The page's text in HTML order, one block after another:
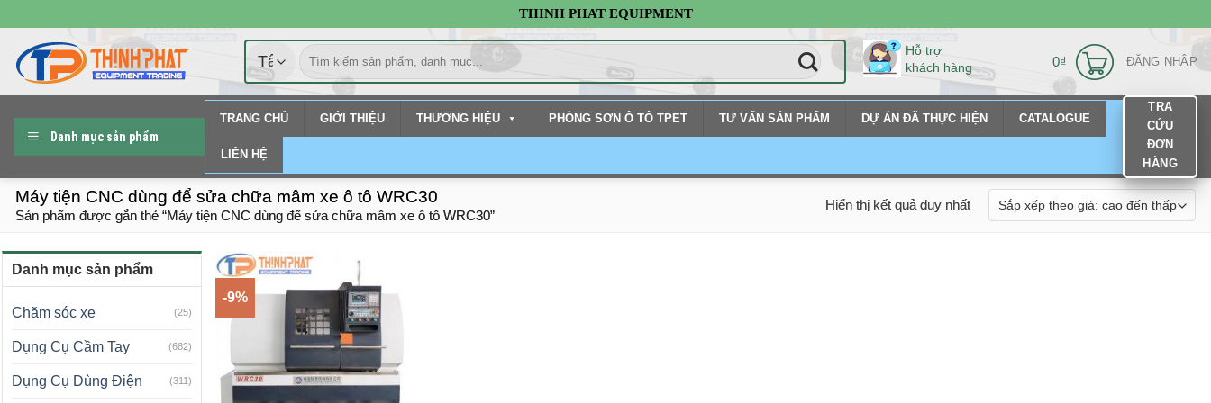
đến
nội
dung
THINH PHAT EQUIPMENT
Tìm
kiếm:
Hỗ trợ
khách hàng
0₫ ĐĂNG NHẬP
Danh mục sản phẩm
TRANG CHỦ GIỚI THIỆU THƯƠNG HIỆU PHÒNG SƠN Ô TÔ TPET TƯ VẤN SẢN PHẨM DỰ ÁN ĐÃ THỰC HIỆN CATALOGUE
LIÊN HỆ
TRA
CỨU
ĐƠN
HÀNG
Máy tiện CNC dùng để sửa chữa mâm xe ô tô WRC30
Sản phẩm được gắn thẻ “Máy tiện CNC dùng để sửa chữa mâm xe ô tô WRC30”
Hiển thị kết quả duy nhất
Danh mục sản phẩm
Chăm sóc xe (25)
Dụng Cụ Cầm Tay (682)
Dụng Cụ Dùng Điện (311)
-9%